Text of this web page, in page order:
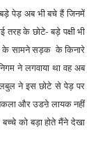
पेड़ अब भी बचे हैं जिनमें
के छोटे- बड़े पक्षी भी
के सामने सड़क के किनारे
ने लगवाया था वह अब
ने इस छोटे से पेड़ पर
और उडऩे लायक नहीं
को बड़ा होते मैंने देखा